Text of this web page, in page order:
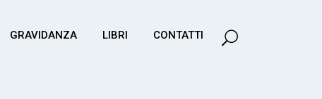
GRAVIDANZA LIBRI CONTATTI